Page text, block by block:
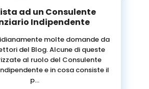
ad un Consulente
Indipendente
molte domande da
del Blog. Alcune di queste
al ruolo del Consulente
e in cosa consiste il
p…